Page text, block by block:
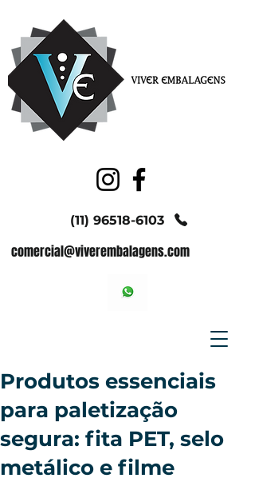
(11) 96518-6103
comercial@viverembalagens.com
Produtos essenciais
para paletização
segura: fita PET, selo
metálico e filme